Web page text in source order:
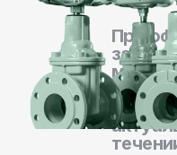
При
заказа